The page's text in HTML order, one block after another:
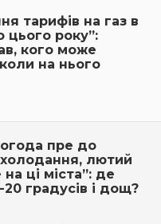
тарифів на газ в
цього року”:
кого може
на нього
пре до
лютий
ці міста”: де
градусів і дощ?